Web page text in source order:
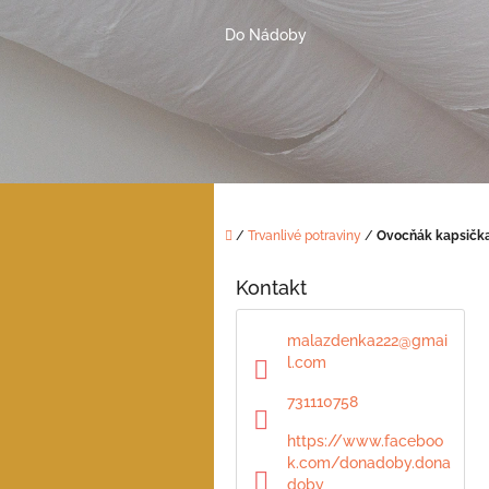
obsah
Do Nádoby
Domů
/ Trvanlivé potraviny / Ovocňák
Kontakt
malazdenka222@gmai
l.com
731110758
https://www.faceboo
k.com/donadoby.dona
doby